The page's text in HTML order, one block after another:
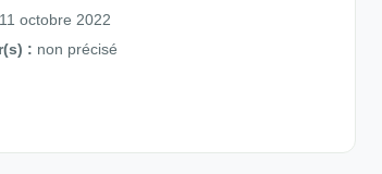
octobre 2022
: non précisé